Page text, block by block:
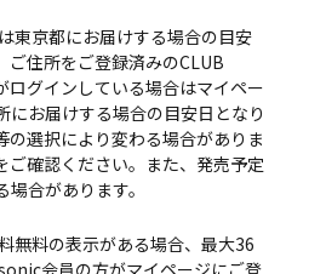
東京都にお届けする場合の目安
ご住所をご登録済みのCLUB
グインしている場合はマイペー
にお届けする場合の目安日となり
の選択により変わる場合がありま
ご確認ください。また、発売予定
合があります。
無料の表示がある場合、最大36
会員の方がマイページにご登